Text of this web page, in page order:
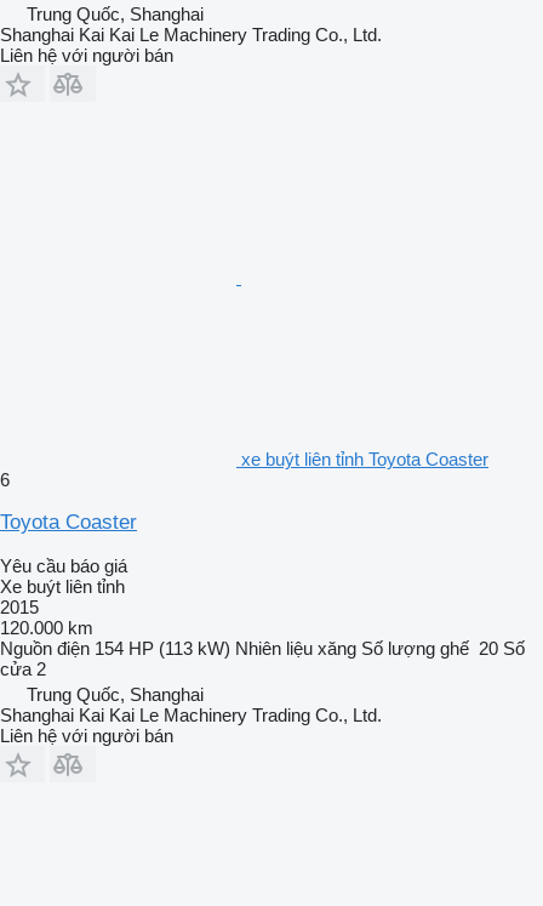
Trung Quốc, Shanghai
Shanghai Kai Kai Le Machinery Trading Co., Ltd.
Liên hệ với người bán
xe buýt liên tỉnh Toyota Coaster
6
Toyota Coaster
Yêu cầu báo giá
Xe buýt liên tỉnh
2015
120.000 km
Nguồn điện 154 HP (113 kW) Nhiên liệu xăng Số lượng ghế 20 Số
cửa 2
Trung Quốc, Shanghai
Shanghai Kai Kai Le Machinery Trading Co., Ltd.
Liên hệ với người bán